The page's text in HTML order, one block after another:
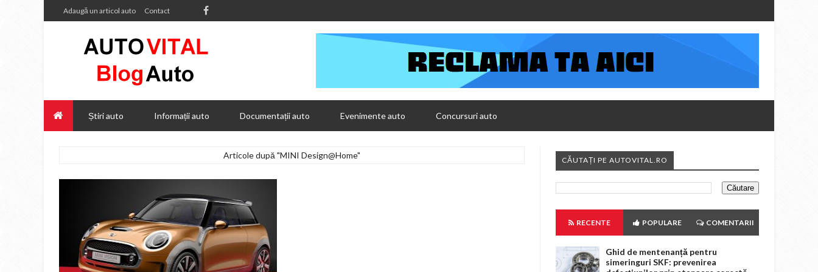
Adaugă un articol auto Contact
Știri auto Informații auto Documentații auto Evenimente auto Concursuri auto
Articole după "MINI Design@Home" CĂUTAȚI PE AUTOVITAL.RO
RECENTE POPULARE COMENTARII
Ghid de mentenanță pentru
simeringuri SKF: prevenirea